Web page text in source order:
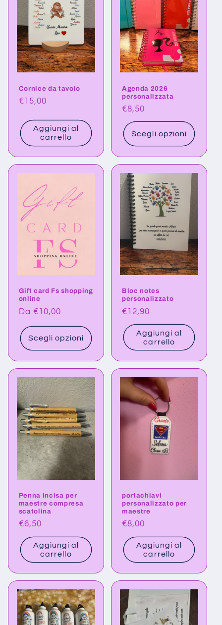
Cornice da tavolo
Prezzo
listino
€15,00
Aggiungi al
carrello
Agenda 2026
personalizzata
Prezzo
di
listino
€8,50
Scegli opzioni
Gift card Fs shopping
online
Prezzo
listino
Da €10,00
Scegli opzioni
Bloc notes
personalizzato
Prezzo
di
listino
€12,90
Aggiungi al
carrello
Penna incisa per
maestre compresa
scatolina
Prezzo
listino
€6,50
Aggiungi al
carrello
portachiavi
personalizzato per
maestre
Prezzo
listino
€8,00
Aggiungi al
carrello